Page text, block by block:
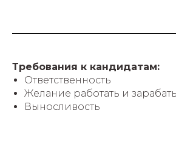
Требования к кандидатам:
Ответственность
Желание работать и
Выносливость